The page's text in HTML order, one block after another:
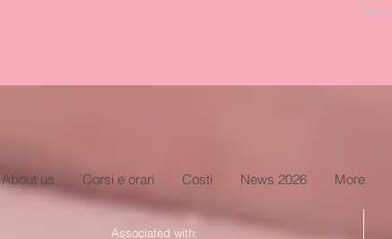
Next
About us Corsi e orari Costi News 2026 More
Associated with: